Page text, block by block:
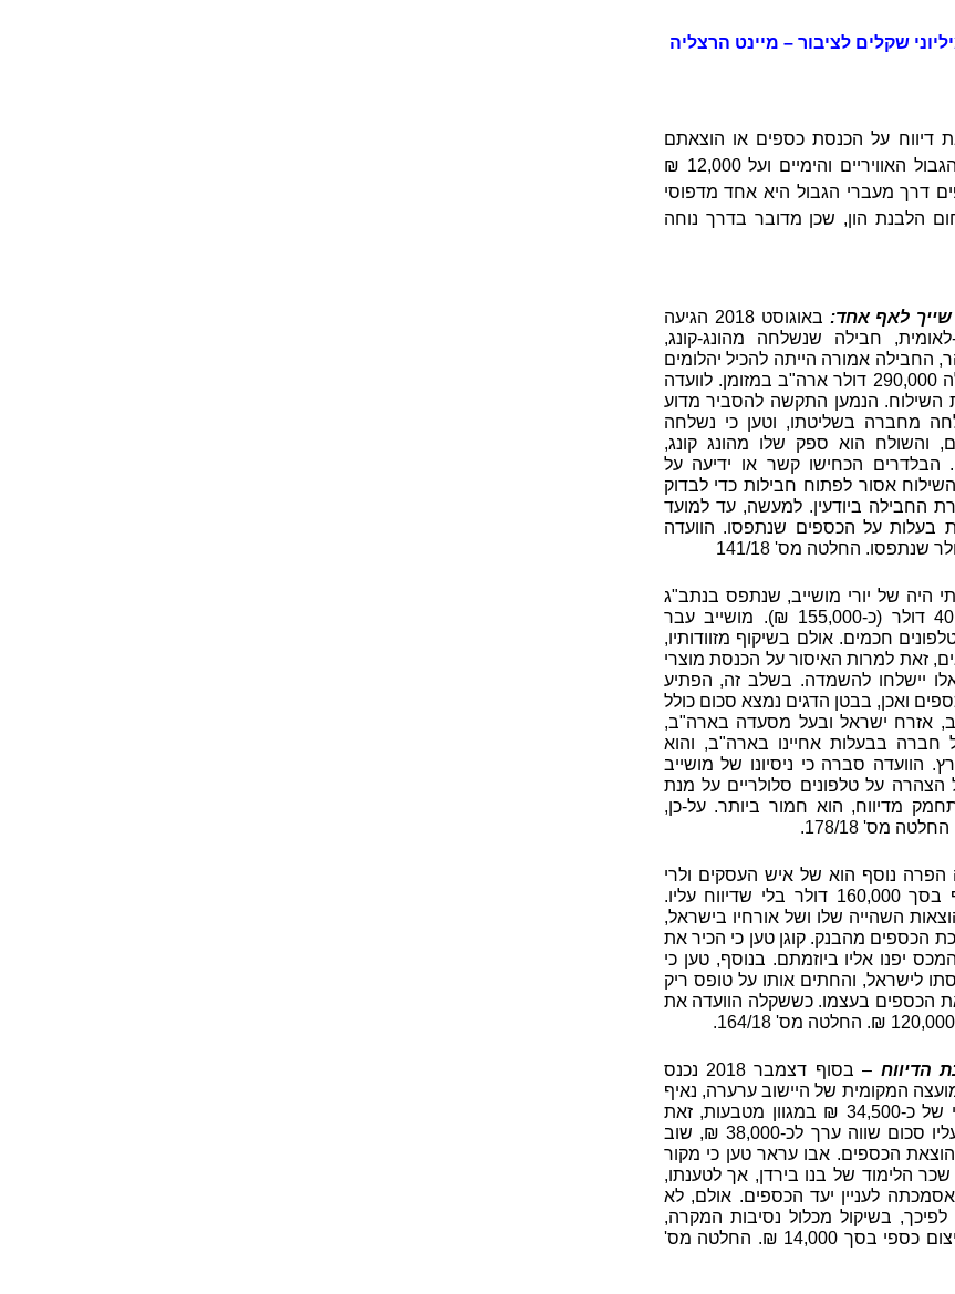
שקלים לציבור – מיינט הרצליה
דיווח על הכנסת כספים או הוצאתם
בסכום העולה על 50,000 ₪ במעברי הגבול האוויריים והימיים ועל 12,000 ₪
דרך מעברי הגבול היא אחד מדפוסי
הלבנת הון, שכן מדובר בדרך נוחה
לאף אחד:
באוגוסט 2018 הגיעה
חבילה שנשלחה מהונג-קונג,
החבילה אמורה הייתה להכיל יהלומים
בשווי 285 אלף דולר ארה"ב, אולם הכילה 290,000 דולר ארה"ב במזומן. לוועדה
השילוח. הנמען התקשה להסביר מדוע
מחברה בשליטתו, וטען כי נשלחה
והשולח הוא ספק שלו מהונג קונג,
הכחישו קשר או ידיעה על
אסור לפתוח חבילות כדי לבדוק
החבילה ביודעין. למעשה, עד למועד
בעלות על הכספים שנתפסו. הוועדה
141/18
היה של יורי מושייב, שנתפס בנתב"ג
נושא סכום כסף מזומן בסך של 40,000 דולר (כ-155,000 ₪). מושייב עבר
האדום, במטרה להצהיר על 2 טלפונים חכמים. אולם בשיקוף מזוודותיו,
זאת למרות האיסור על הכנסת מוצרי
יישלחו להשמדה. בשלב זה, הפתיע
ואכן, בבטן הדגים נמצא סכום כולל
מושייב, אזרח ישראל ובעל מסעדה בארה"ב,
בבעלות אחיינו בארה"ב, והוא
סברה כי ניסיונו של מושייב
על טלפונים סלולריים על מנת
מדיווח, הוא חמור ביותר. על-כן,
178/18.
נוסף הוא של איש העסקים ולרי
קוגן, שעבר בנתב"ג כשעליו סכום כסף בסך 160,000 דולר בלי שדיווח עליו.
השהייה שלו ושל אורחיו בישראל,
הכספים מהבנק. קוגן טען כי הכיר את
יפנו אליו ביוזמתם. בנוסף, טען כי
לישראל, והחתים אותו על טופס ריק
הכספים בעצמו. כששקלה הוועדה את
164/18.
הדיווח
– בסוף דצמבר 2018 נכנס
המקומית של היישוב ערערה, נאיף
אבו עראר, כשברשותו סכום כסף בשווי של כ-34,500 ₪ במגוון מטבעות, זאת
לאחר שיצא מישראל יום קודם לכן כשעליו סכום שווה ערך לכ-38,000 ₪, שוב
הכספים. אבו עראר טען כי מקור
הלימוד של בנו בירדן, אך לטענתו,
לעניין יעד הכספים. אולם, לא
בשיקול מכלול נסיבות המקרה,
החליטה הוועדה להטיל על אבו עראר עיצום כספי בסך 14,000 ₪. החלטה מס'